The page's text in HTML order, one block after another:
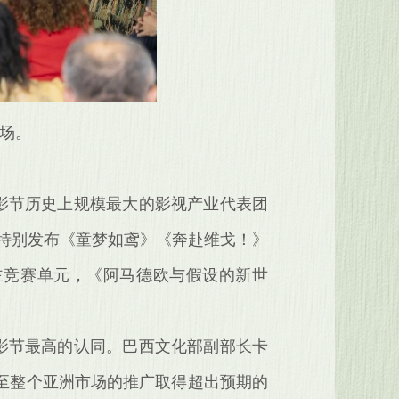
。
历史上规模最大的影视产业代表团
发布《童梦如鸢》《奔赴维戈！》
赛单元，《阿马德欧与假设的新世
节最高的认同。巴西文化部副部长卡
整个亚洲市场的推广取得超出预期的